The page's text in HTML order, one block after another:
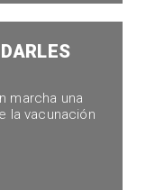
marcha una
la vacunación